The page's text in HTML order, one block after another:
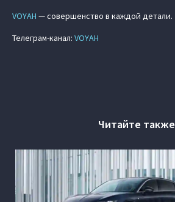
VOYAH — совершенство в каждой детали.
Телеграм-канал: VOYAH
Читайте также